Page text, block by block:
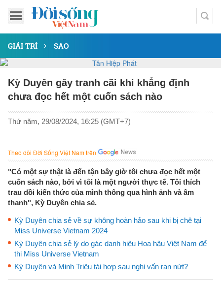
GIẢI TRÍ SAO
Kỳ Duyên gây tranh cãi khi khẳng định
chưa đọc hết một cuốn sách nào
Thứ năm, 29/08/2024, 16:25 (GMT+7)
Theo dõi Đời Sống Việt Nam trên
"Có một sự thật là đến tận bây giờ tôi chưa đọc hết một
cuốn sách nào, bởi vì tôi là một người thực tế. Tôi thích
trau dồi kiến thức của mình thông qua hình ảnh và âm
thanh", Kỳ Duyên chia sẻ.
Kỳ Duyên chia sẻ về sự không hoàn hảo sau khi bị chê tại
Miss Universe Vietnam 2024
Kỳ Duyên chia sẻ lý do gác danh hiệu Hoa hậu Việt Nam để
thi Miss Universe Vietnam
Kỳ Duyên và Minh Triệu tái hợp sau nghi vấn rạn nứt?